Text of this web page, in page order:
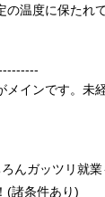
の温度に保たれ
メインです。未
ろんガッツリ就
(諸条件あり)